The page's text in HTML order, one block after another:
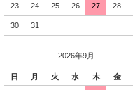
23 24 25 26 27 28
30 31
2026年9月
日 月 火 水 木 金